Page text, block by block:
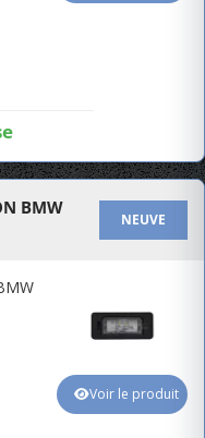
BMW
NEUVE
Voir le produit